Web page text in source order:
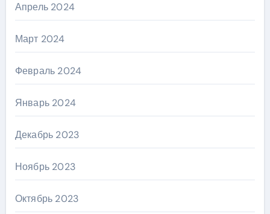
Апрель 2024
Март 2024
Февраль 2024
Январь 2024
Декабрь 2023
Ноябрь 2023
Октябрь 2023